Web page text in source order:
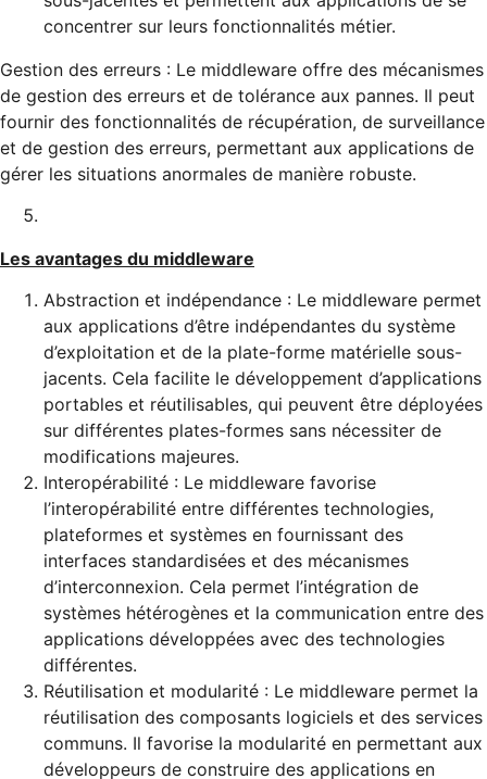
concentrer sur leurs fonctionnalités métier.
Gestion des erreurs : Le middleware offre des mécanismes
de gestion des erreurs et de tolérance aux pannes. Il peut
fournir des fonctionnalités de récupération, de surveillance
et de gestion des erreurs, permettant aux applications de
gérer les situations anormales de manière robuste.
Les avantages du middleware
Abstraction et indépendance : Le middleware permet
aux applications d’être indépendantes du système
d’exploitation et de la plate-forme matérielle sous-
jacents. Cela facilite le développement d’applications
portables et réutilisables, qui peuvent être déployées
sur différentes plates-formes sans nécessiter de
modifications majeures.
Interopérabilité : Le middleware favorise
l’interopérabilité entre différentes technologies,
plateformes et systèmes en fournissant des
interfaces standardisées et des mécanismes
d’interconnexion. Cela permet l’intégration de
systèmes hétérogènes et la communication entre des
applications développées avec des technologies
différentes.
Réutilisation et modularité : Le middleware permet la
réutilisation des composants logiciels et des services
communs. Il favorise la modularité en permettant aux
développeurs de construire des applications en